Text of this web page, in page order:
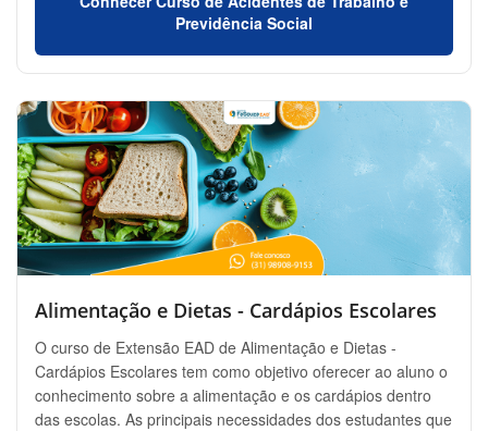
Previdência Social
Alimentação e Dietas - Cardápios Escolares
O curso de Extensão EAD de Alimentação e Dietas -
Cardápios Escolares tem como objetivo oferecer ao aluno o
conhecimento sobre a alimentação e os cardápios dentro
das escolas. As principais necessidades dos estudantes que